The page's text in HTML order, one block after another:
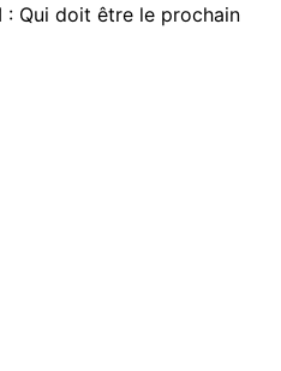
: Qui doit être le prochain